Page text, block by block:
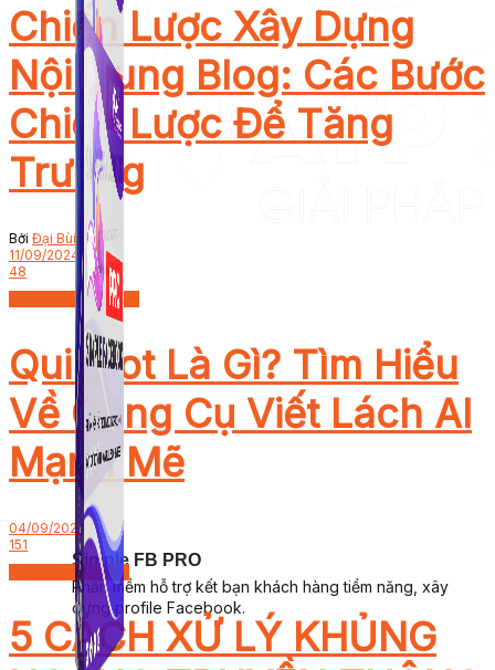
Simple FB PRO
Phần mềm hỗ trợ kết bạn khách hàng tiềm năng, xây
dựng profile Facebook.
Chiến Lược Xây Dựng
Nội Dung Blog: Các Bước
Chiến Lược Để Tăng
Trưởng
Bởi Đại Bùi
11/09/2024
48
Công nghệ thông tin
QuillBot Là Gì? Tìm Hiểu
Về Công Cụ Viết Lách AI
Mạnh Mẽ
04/09/2024
151
Content Marketing
5 CÁCH XỬ LÝ KHỦNG